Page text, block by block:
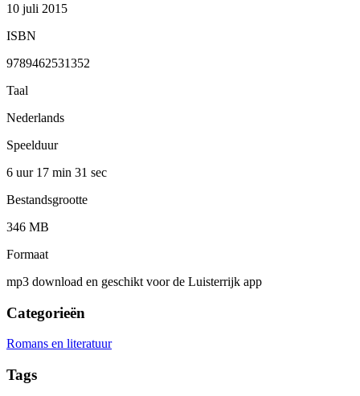
10 juli 2015
ISBN
9789462531352
Taal
Nederlands
Speelduur
6 uur 17 min 31 sec
Bestandsgrootte
346 MB
Formaat
mp3 download en geschikt voor de Luisterrijk app
Categorieën
Romans en literatuur
Tags